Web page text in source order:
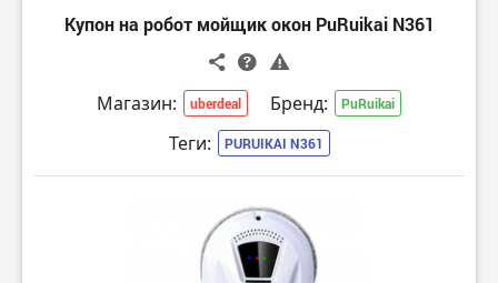
Купон на робот мойщик окон PuRuikai N361
Магазин: uberdeal Бренд: PuRuikai
Теги: PURUIKAI N361